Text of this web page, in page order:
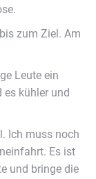
zum Ziel. Am
Leute ein
es kühler und
Ich muss noch
Es ist
und bringe die